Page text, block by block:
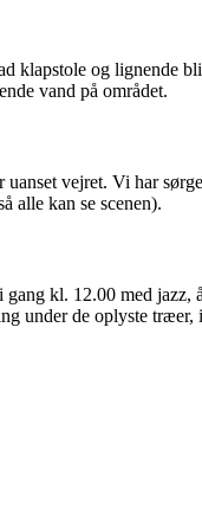
klapstole og lignende
vand på området.
vejret. Vi har
alle kan se scenen).
kl. 12.00 med
under de oplyste